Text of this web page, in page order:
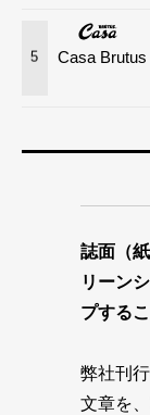
5 Casa
誌面（
リーン
プする
弊社刊
文章を